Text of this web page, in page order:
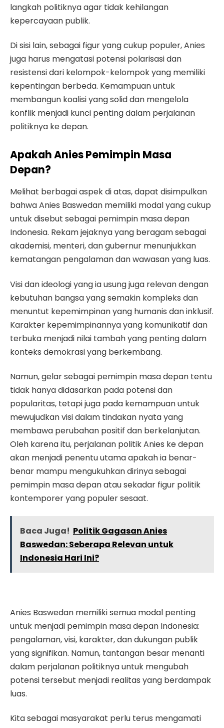
langkah politiknya agar tidak kehilangan
kepercayaan publik.
Di sisi lain, sebagai figur yang cukup populer, Anies
juga harus mengatasi potensi polarisasi dan
resistensi dari kelompok-kelompok yang memiliki
kepentingan berbeda. Kemampuan untuk
membangun koalisi yang solid dan mengelola
konflik menjadi kunci penting dalam perjalanan
politiknya ke depan.
Apakah Anies Pemimpin Masa
Depan?
Melihat berbagai aspek di atas, dapat disimpulkan
bahwa Anies Baswedan memiliki modal yang cukup
untuk disebut sebagai pemimpin masa depan
Indonesia. Rekam jejaknya yang beragam sebagai
akademisi, menteri, dan gubernur menunjukkan
kematangan pengalaman dan wawasan yang luas.
Visi dan ideologi yang ia usung juga relevan dengan
kebutuhan bangsa yang semakin kompleks dan
menuntut kepemimpinan yang humanis dan inklusif.
Karakter kepemimpinannya yang komunikatif dan
terbuka menjadi nilai tambah yang penting dalam
konteks demokrasi yang berkembang.
Namun, gelar sebagai pemimpin masa depan tentu
tidak hanya didasarkan pada potensi dan
popularitas, tetapi juga pada kemampuan untuk
mewujudkan visi dalam tindakan nyata yang
membawa perubahan positif dan berkelanjutan.
Oleh karena itu, perjalanan politik Anies ke depan
akan menjadi penentu utama apakah ia benar-
benar mampu mengukuhkan dirinya sebagai
pemimpin masa depan atau sekadar figur politik
kontemporer yang populer sesaat.
Baca Juga! Politik Gagasan Anies
Baswedan: Seberapa Relevan untuk
Indonesia Hari Ini?
Anies Baswedan memiliki semua modal penting
untuk menjadi pemimpin masa depan Indonesia:
pengalaman, visi, karakter, dan dukungan publik
yang signifikan. Namun, tantangan besar menanti
dalam perjalanan politiknya untuk mengubah
potensi tersebut menjadi realitas yang berdampak
luas.
Kita sebagai masyarakat perlu terus mengamati